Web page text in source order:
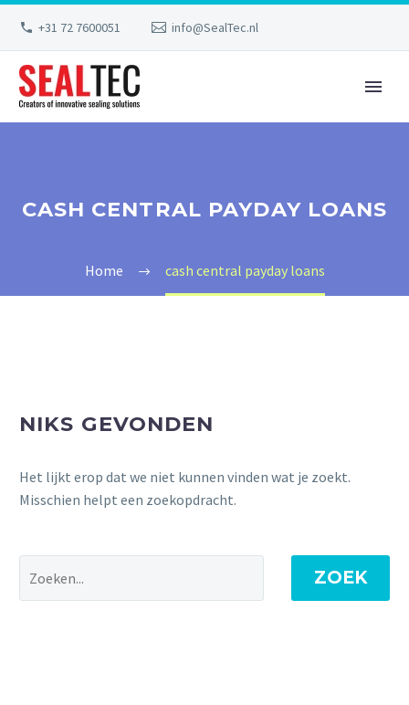
+31 72 7600051 info@SealTec.nl
CASH CENTRAL PAYDAY LOANS
Home cash central payday loans
NIKS GEVONDEN
Het lijkt erop dat we niet kunnen vinden wat je zoekt.
Misschien helpt een zoekopdracht.
ZOEK